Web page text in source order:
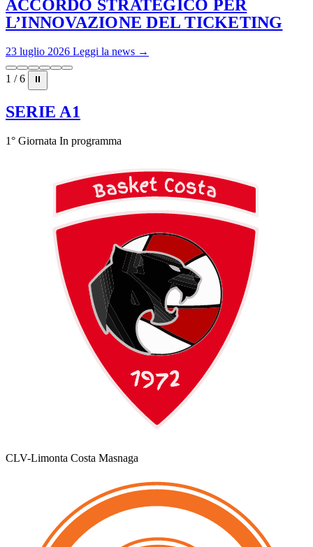
ACCORDO STRATEGICO PER
L’INNOVAZIONE DEL TICKETING
23 luglio 2026 Leggi la news →
1 / 6 ⏸
SERIE A1
1° Giornata In programma
CLV-Limonta Costa Masnaga